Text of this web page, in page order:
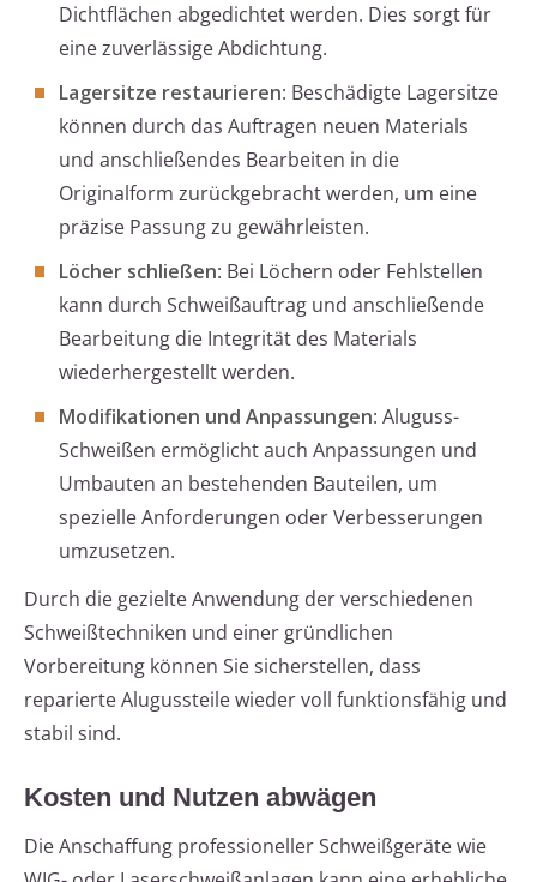
Dichtflächen abgedichtet werden. Dies sorgt für
eine zuverlässige Abdichtung.
Lagersitze restaurieren: Beschädigte Lagersitze
können durch das Auftragen neuen Materials
und anschließendes Bearbeiten in die
Originalform zurückgebracht werden, um eine
präzise Passung zu gewährleisten.
Löcher schließen: Bei Löchern oder Fehlstellen
kann durch Schweißauftrag und anschließende
Bearbeitung die Integrität des Materials
wiederhergestellt werden.
Modifikationen und Anpassungen: Aluguss-
Schweißen ermöglicht auch Anpassungen und
Umbauten an bestehenden Bauteilen, um
spezielle Anforderungen oder Verbesserungen
umzusetzen.
Durch die gezielte Anwendung der verschiedenen
Schweißtechniken und einer gründlichen
Vorbereitung können Sie sicherstellen, dass
reparierte Alugussteile wieder voll funktionsfähig und
stabil sind.
Kosten und Nutzen abwägen
Die Anschaffung professioneller Schweißgeräte wie